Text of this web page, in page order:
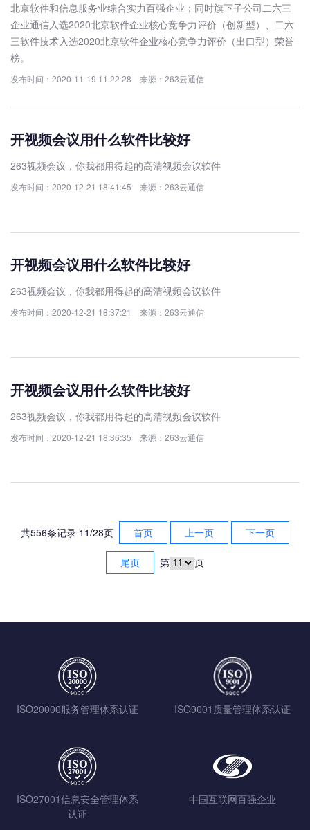
北京软件和信息服务业综合实力百强企业；同时旗下子公司二六三
企业通信入选2020北京软件企业核心竞争力评价（创新型）、二六
三软件技术入选2020北京软件企业核心竞争力评价（出口型）荣誉
榜。
发布时间：2020-11-19 11:22:28 来源：263云通信
开视频会议用什么软件比较好
263视频会议，你我都用得起的高清视频会议软件
发布时间：2020-12-21 18:41:45 来源：263云通信
开视频会议用什么软件比较好
263视频会议，你我都用得起的高清视频会议软件
发布时间：2020-12-21 18:37:21 来源：263云通信
开视频会议用什么软件比较好
263视频会议，你我都用得起的高清视频会议软件
发布时间：2020-12-21 18:36:35 来源：263云通信
共556条记录 11/28页 首页 上一页 下一页
尾页 第 页
ISO20000服务管理体系认证 ISO9001质量管理体系认证
ISO27001信息安全管理体系
认证
中国互联网百强企业